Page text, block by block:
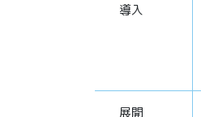
導入
展開